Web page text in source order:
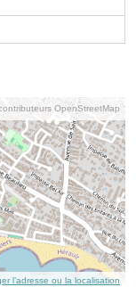
OpenStreetMap
l’adresse ou la localisation